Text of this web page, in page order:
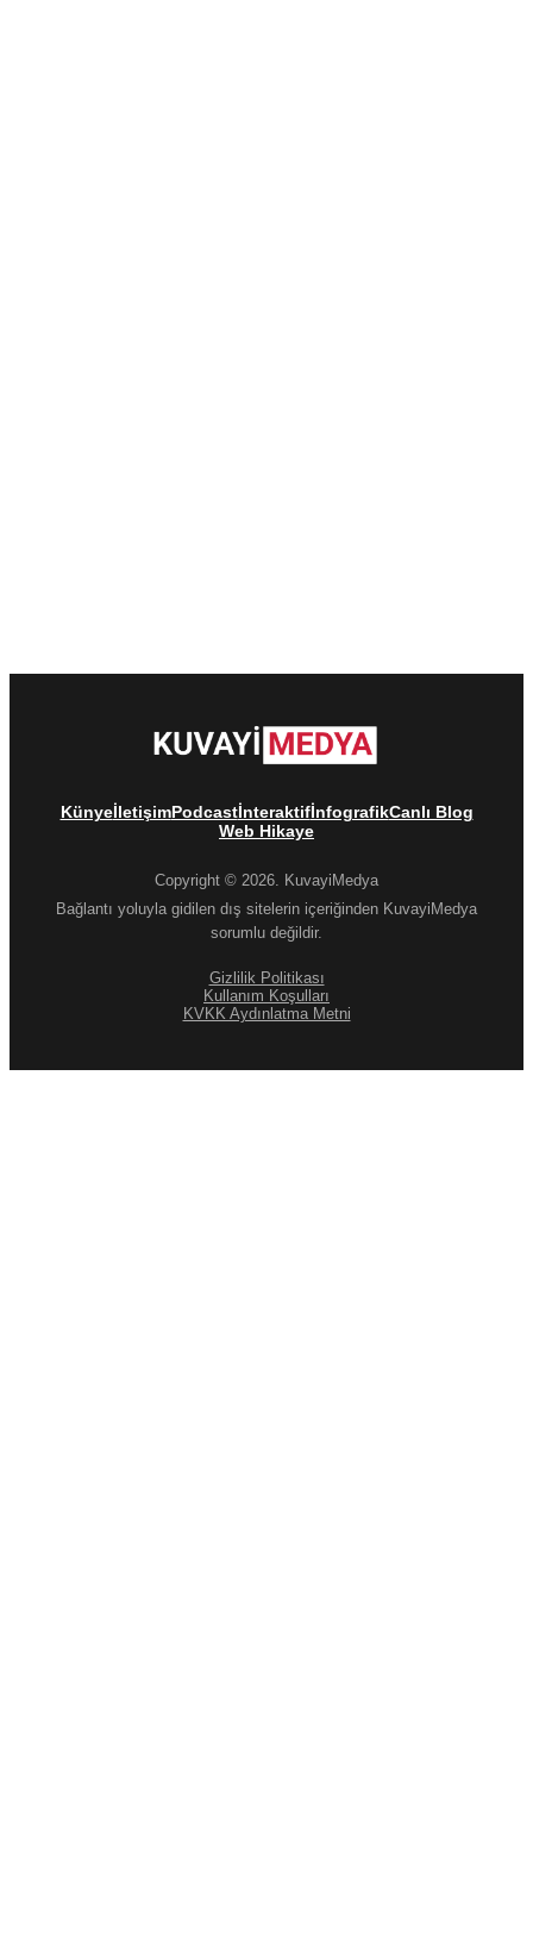
KünyeİletişimPodcastİnteraktifİnfografikCanlı Blog
Web Hikaye
Copyright © 2026. KuvayiMedya
Bağlantı yoluyla gidilen dış sitelerin içeriğinden KuvayiMedya
sorumlu değildir.
Gizlilik Politikası
Kullanım Koşulları
KVKK Aydınlatma Metni